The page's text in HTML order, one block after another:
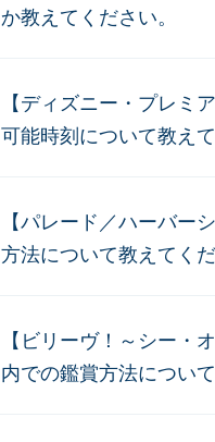
か教えてください。
【ディズニー・プレミ
可能時刻について教えて
【パレード／ハーバー
方法について教えてくだ
【ビリーヴ！～シー・
内での鑑賞方法につい